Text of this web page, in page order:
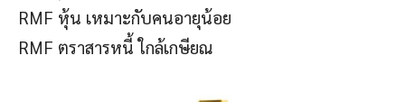
RMF หุ้น เหมาะกับคนอายุน้อย
RMF ตราสารหนี้ ใกล้เกษียณ